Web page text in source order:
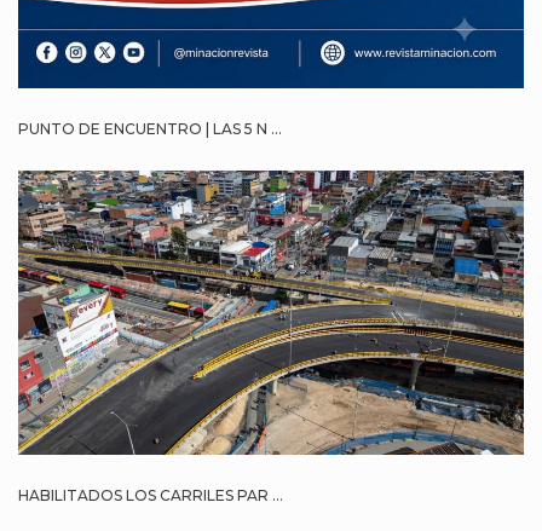
PUNTO DE ENCUENTRO | LAS 5 N ...
HABILITADOS LOS CARRILES PAR ...